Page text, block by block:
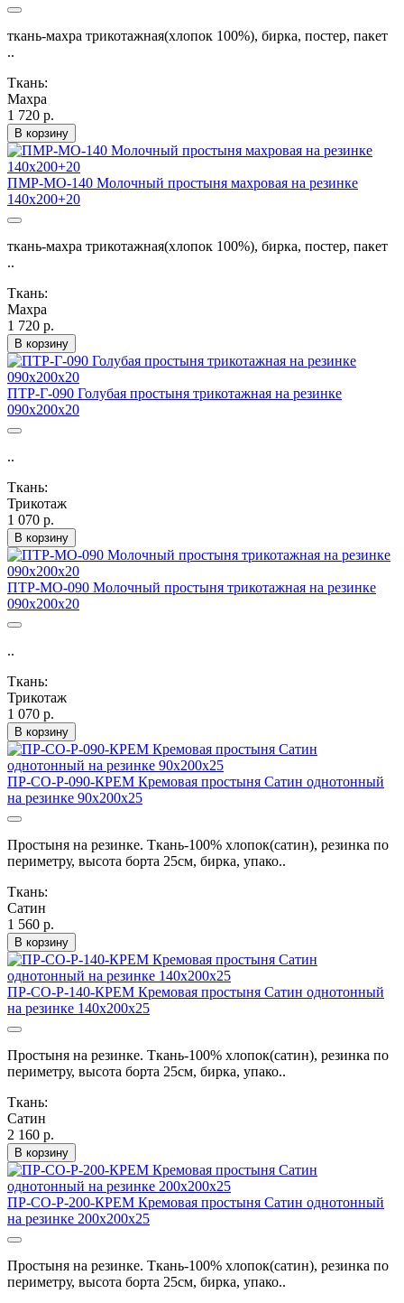
ткань-махра трикотажная(хлопок 100%), бирка, постер, пакет
..
Ткань:
Махра
1 720 р.
В корзину
ПМР-МО-140 Молочный простыня махровая на резинке
140х200+20
ткань-махра трикотажная(хлопок 100%), бирка, постер, пакет
..
Ткань:
Махра
1 720 р.
В корзину
ПТР-Г-090 Голубая простыня трикотажная на резинке
090х200х20
..
Ткань:
Трикотаж
1 070 р.
В корзину
ПТР-МО-090 Молочный простыня трикотажная на резинке
090х200х20
..
Ткань:
Трикотаж
1 070 р.
В корзину
ПР-СО-Р-090-КРЕМ Кремовая простыня Сатин однотонный
на резинке 90х200х25
Простыня на резинке. Ткань-100% хлопок(сатин), резинка по
периметру, высота борта 25см, бирка, упако..
Ткань:
Сатин
1 560 р.
В корзину
ПР-СО-Р-140-КРЕМ Кремовая простыня Сатин однотонный
на резинке 140х200х25
Простыня на резинке. Ткань-100% хлопок(сатин), резинка по
периметру, высота борта 25см, бирка, упако..
Ткань:
Сатин
2 160 р.
В корзину
ПР-СО-Р-200-КРЕМ Кремовая простыня Сатин однотонный
на резинке 200х200х25
Простыня на резинке. Ткань-100% хлопок(сатин), резинка по
периметру, высота борта 25см, бирка, упако..